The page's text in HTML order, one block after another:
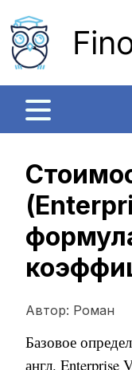
Автор: Роман
Базовое
англ. Enterprise